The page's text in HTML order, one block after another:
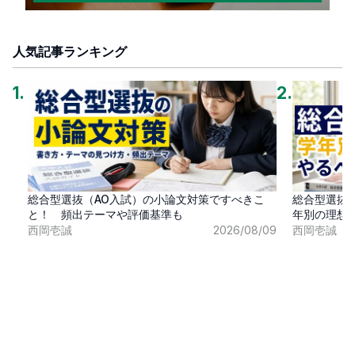
人気記事ランキング
1 .
総合型選抜（AO入試）の小論文対策ですべきこ
と！ 頻出テーマや評価基準も
西岡壱誠
2026/08/09
2.
総合型選抜
年別の理想
西岡壱誠